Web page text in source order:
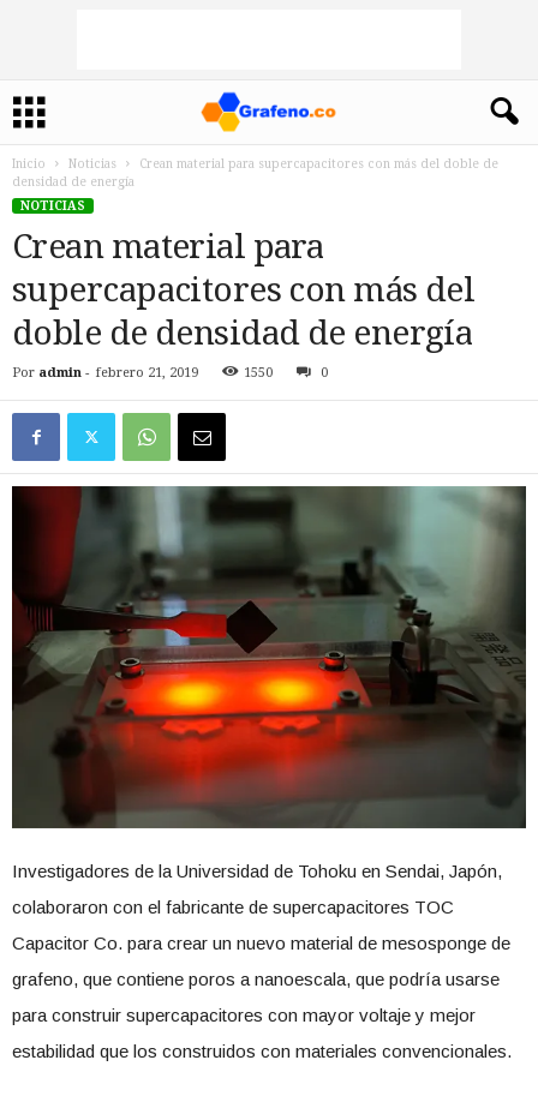
Inicio Noticias
Crean material para supercapacitores con más del doble de
densidad de energía
NOTICIAS
Crean material para
supercapacitores con más del
doble de densidad de energía
Por admin - febrero 21, 2019 1550 0
Investigadores de la Universidad de Tohoku en Sendai, Japón,
colaboraron con el fabricante de supercapacitores TOC
Capacitor Co. para crear un nuevo material de mesosponge de
grafeno, que contiene poros a nanoescala, que podría usarse
para construir supercapacitores con mayor voltaje y mejor
estabilidad que los construidos con materiales convencionales.